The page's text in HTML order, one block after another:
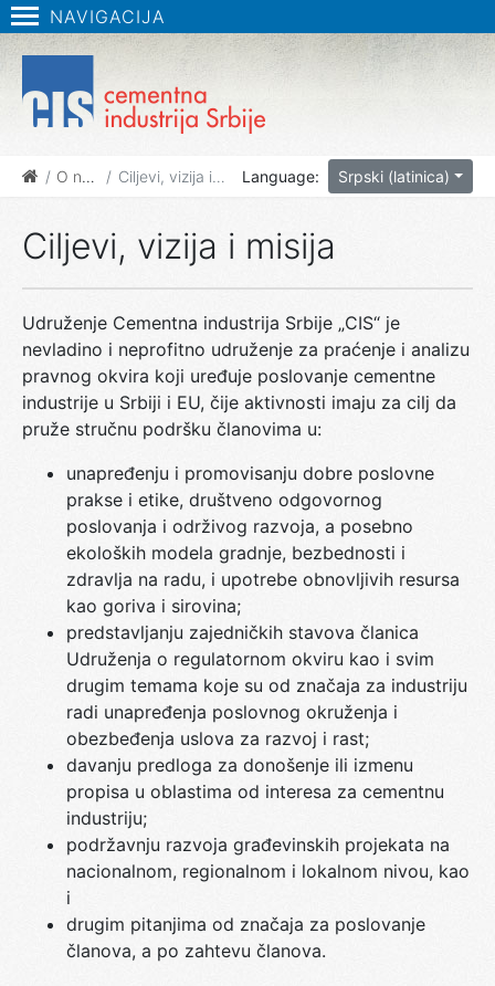
NAVIGACIJA
O nama Ciljevi, vizija i misija Language: Srpski (latinica)
Ciljevi, vizija i misija
Udruženje Cementna industrija Srbije „CIS“ je
nevladino i neprofitno udruženje za praćenje i analizu
pravnog okvira koji uređuje poslovanje cementne
industrije u Srbiji i EU, čije aktivnosti imaju za cilj da
pruže stručnu podršku članovima u:
unapređenju i promovisanju dobre poslovne
prakse i etike, društveno odgovornog
poslovanja i održivog razvoja, a posebno
ekoloških modela gradnje, bezbednosti i
zdravlja na radu, i upotrebe obnovljivih resursa
kao goriva i sirovina;
predstavljanju zajedničkih stavova članica
Udruženja o regulatornom okviru kao i svim
drugim temama koje su od značaja za industriju
radi unapređenja poslovnog okruženja i
obezbeđenja uslova za razvoj i rast;
davanju predloga za donošenje ili izmenu
propisa u oblastima od interesa za cementnu
industriju;
podržavnju razvoja građevinskih projekata na
nacionalnom, regionalnom i lokalnom nivou, kao
i
drugim pitanjima od značaja za poslovanje
članova, a po zahtevu članova.